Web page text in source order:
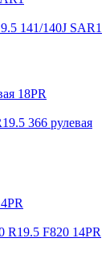
141/140J SAR1
366 рулевая
R19.5 F820 14PR